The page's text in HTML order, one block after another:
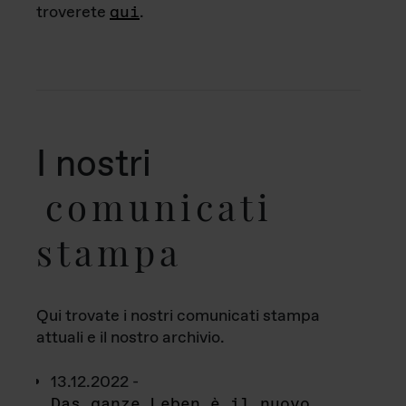
troverete qui.
I nostri
comunicati
stampa
Qui trovate i nostri comunicati stampa
attuali e il nostro archivio.
13.12.2022 -